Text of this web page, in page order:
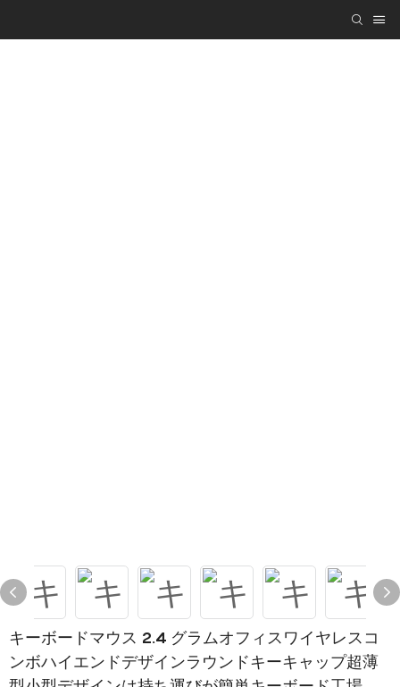
キーボードマウス 2.4 グラムオフィスワイヤレスコ
ンボハイエンドデザインラウンドキーキャップ超薄